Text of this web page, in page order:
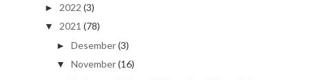
► 2022 (3)
▼ 2021 (78)
► Desember(3)
▼ November(16)